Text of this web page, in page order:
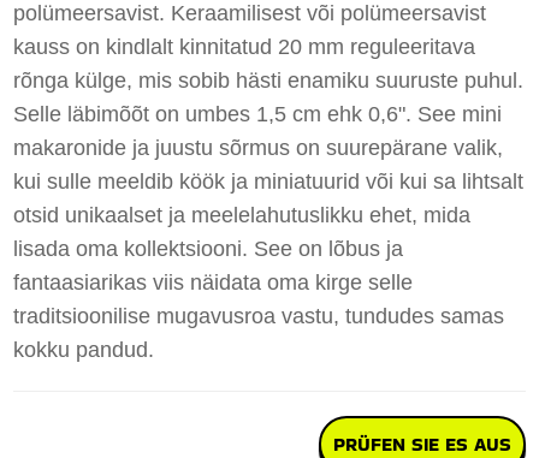
polümeersavist. Keraamilisest või polümeersavist
kauss on kindlalt kinnitatud 20 mm reguleeritava
rõnga külge, mis sobib hästi enamiku suuruste puhul.
Selle läbimõõt on umbes 1,5 cm ehk 0,6". See mini
makaronide ja juustu sõrmus on suurepärane valik,
kui sulle meeldib köök ja miniatuurid või kui sa lihtsalt
otsid unikaalset ja meelelahutuslikku ehet, mida
lisada oma kollektsiooni. See on lõbus ja
fantaasiarikas viis näidata oma kirge selle
traditsioonilise mugavusroa vastu, tundudes samas
kokku pandud.
PRÜFEN SIE ES AUS